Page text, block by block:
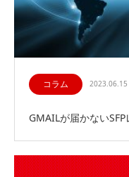
コラム 2023.06.15
GMAILが届かない